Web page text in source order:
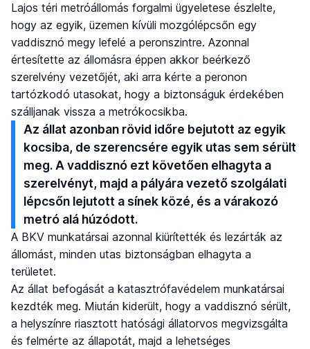
Lajos téri metróállomás forgalmi ügyeletese észlelte,
hogy az egyik, üzemen kívüli mozgólépcsőn egy
vaddisznó megy lefelé a peronszintre. Azonnal
értesítette az állomásra éppen akkor beérkező
szerelvény vezetőjét, aki arra kérte a peronon
tartózkodó utasokat, hogy a biztonságuk érdekében
szálljanak vissza a metrókocsikba.
Az állat azonban rövid időre bejutott az egyik
kocsiba, de szerencsére egyik utas sem sérült
meg. A vaddisznó ezt követően elhagyta a
szerelvényt, majd a pályára vezető szolgálati
lépcsőn lejutott a sínek közé, és a várakozó
metró alá húzódott.
A BKV munkatársai azonnal kiürítették és lezárták az
állomást, minden utas biztonságban elhagyta a
területet.
Az állat befogását a katasztrófavédelem munkatársai
kezdték meg. Miután kiderült, hogy a vaddisznó sérült,
a helyszínre riasztott hatósági állatorvos megvizsgálta
és felmérte az állapotát, majd a lehetséges